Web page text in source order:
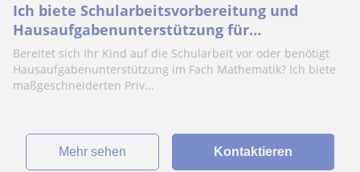
Ich biete Schularbeitsvorbereitung und
Hausaufgabenunterstützung für
Schülerinnen und Schüler von 10 bis 15
Jahren
Bereitet sich Ihr Kind auf die Schularbeit vor oder benötigt
Hausaufgabenunterstützung im Fach Mathematik? Ich biete
maßgeschneiderten Priv...
Mehr sehen Kontaktieren